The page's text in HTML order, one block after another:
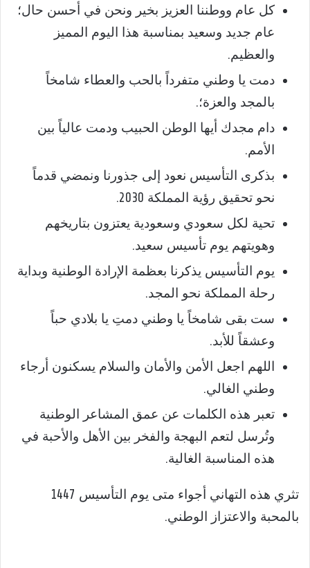
كل عام ووطننا العزيز بخير ونحن في أحسن حال؛
عام جديد وسعيد بمناسبة هذا اليوم المميز
والعظيم.
دمت يا وطني متفرداً بالحب والعطاء شامخاً
بالمجد والعزة؛.
دام مجدك أيها الوطن الحبيب ودمت عالياً بين
الأمم.
بذكرى التأسيس نعود إلى جذورنا ونمضي قدماً
نحو تحقيق رؤية المملكة 2030.
تحية لكل سعودي وسعودية يعتزون بتاريخهم
وهويتهم يوم تأسيس سعيد.
يوم التأسيس يذكرنا بعظمة الإرادة الوطنية وبداية
رحلة المملكة نحو المجد.
ست بقى شامخاً يا وطني دمتِ يا بلادي حباً
وعشقاً للأبد.
اللهم اجعل الأمن والأمان والسلام يسكنون أرجاء
وطني الغالي.
تعبر هذه الكلمات عن عمق المشاعر الوطنية
وتُرسل لتعم البهجة والفخر بين الأهل والأحبة في
هذه المناسبة الغالية.
تثري هذه التهاني أجواء متى يوم التأسيس 1447
بالمحبة والاعتزاز الوطني.